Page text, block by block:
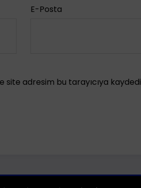
E-Posta
site adresim bu tarayıcıya